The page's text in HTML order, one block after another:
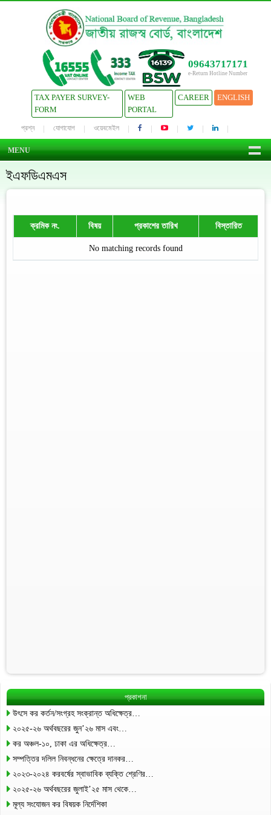
09643717171
e-Return Hotline Number
TAX PAYER SURVEY-
FORM
WEB
PORTAL
CAREER ENGLISH
প্রশ্ন যোগাযোগ ওয়েবমেইল
MENU
ইএফডিএমএস
ক্রমিক নং. বিষয় প্রকাশের তারিখ বিস্তারিত
No matching records found
প্রকাশনা
উৎসে কর কর্তন/সংগ্রহ সংক্রান্ত অধিক্ষেত্র…
২০২৫-২৬ অর্থবছরের জুন’২৬ মাস এবং…
কর অঞ্চল-১০, ঢাকা এর অধিক্ষেত্র…
সম্পত্তির দলিল নিবন্ধনের ক্ষেত্রে দানকর…
২০২৩-২০২৪ করবর্ষের স্বাভাবিক ব্যক্তি শ্রেণির…
২০২৫-২৬ অর্থবছরের জুলাই’২৫ মাস থেকে…
মূল্য সংযোজন কর বিষয়ক নির্দেশিকা